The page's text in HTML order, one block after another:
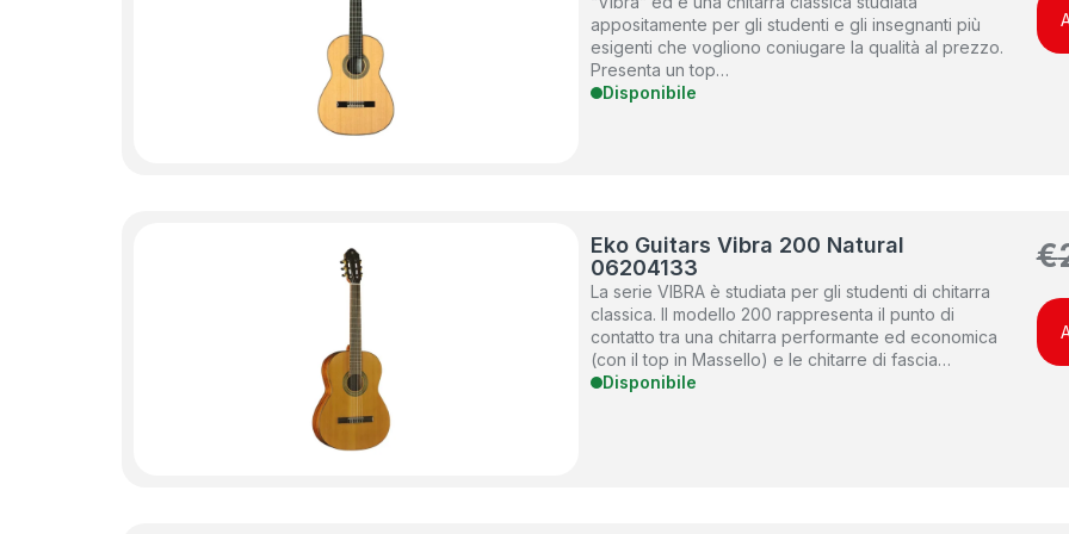
appositamente per gli studenti e gli insegnanti più
esigenti che vogliono coniugare la qualità al prezzo.
Presenta un top…
Disponibile
Eko Guitars Vibra 200 Natural
06204133
La serie VIBRA è studiata per gli studenti di chitarra
classica. Il modello 200 rappresenta il punto di
contatto tra una chitarra performante ed economica
(con il top in Massello) e le chitarre di fascia…
Disponibile
€